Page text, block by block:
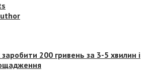
заробити 200 гривень за 3-5 хвилин і